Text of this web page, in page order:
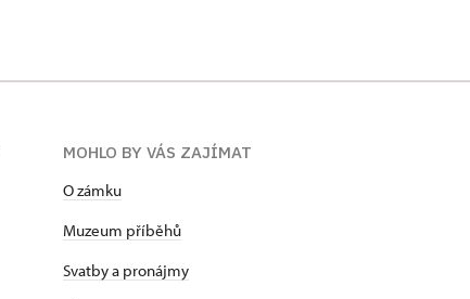
MOHLO BY VÁS ZAJÍMAT
O zámku
Muzeum příběhů
Svatby a pronájmy